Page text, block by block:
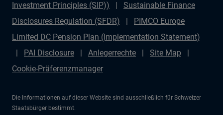
Investment Principles (SIP))
Sustainable Finance
Disclosures Regulation (SFDR)
PIMCO Europe
Limited DC Pension Plan (Implementation Statement)
PAI Disclosure
Anlegerrechte
Site Map
Cookie-Präferenzmanager
Die Informationen auf dieser Website sind ausschließlich für Schweizer
Staatsbürger bestimmt.